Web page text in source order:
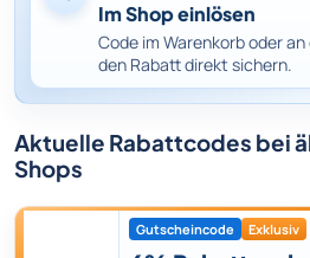
Im Shop einlösen
Code im Warenkorb oder
den Rabatt direkt sichern.
Aktuelle Rabattcodes bei
Shops
Gutscheincode Exklusiv